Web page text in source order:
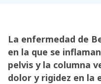
La enfermedad de
en la que se
pelvis y la columna
dolor y rigidez en la